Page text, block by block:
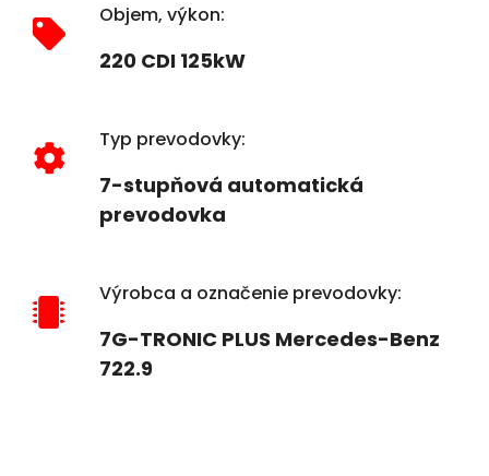
Objem, výkon:
220 CDI 125kW
Typ prevodovky:
7-stupňová automatická
prevodovka
Výrobca a označenie prevodovky:
7G-TRONIC PLUS Mercedes-Benz
722.9